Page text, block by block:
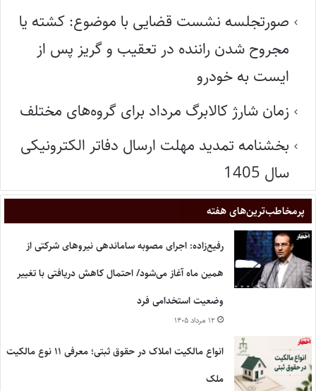
صورتجلسه نشست قضایی با موضوع: کشته یا
مجروح شدن راننده در تعقیب و گریز پس از
ایست به خودرو
زمان شارژ کالابرگ مرداد برای گروه‌های مختلف
بخشنامه تمدید مهلت ارسال دفاتر الکترونیکی
سال 1405
پر‌مخاطب‌ترین‌های هفته
رفیع‌زاده: اجرای مصوبه ساماندهی نیروهای شرکتی از
همین ماه آغاز می‌شود/ احتمال کاهش دریافتی با تغییر
وضعیت استخدامی فرد
۱۲ مرداد ۱۴۰۵
انواع مالکیت املاک در حقوق ثبتی؛ معرفی ۱۱ نوع مالکیت
ملک